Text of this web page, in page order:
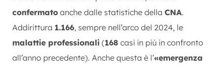
confermato anche dalle statistiche della CNA.
Addirittura 1.166, sempre nell’arco del 2024, le
malattie professionali (168 casi in più in confronto
all’anno precedente). Anche questa è l’«emergenza